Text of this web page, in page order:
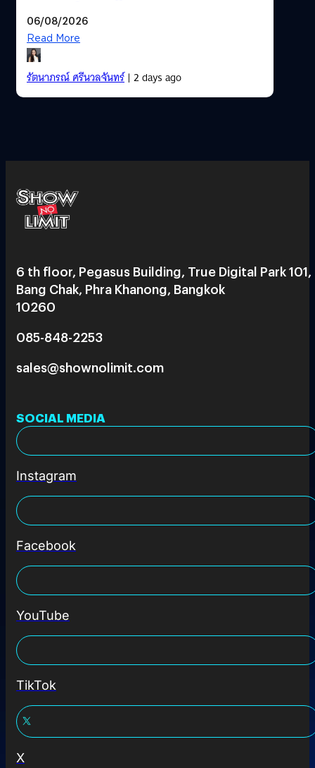
06/08/2026
Read More
รัตนาภรณ์ ศรีนวลจันทร์| 2 days ago
6 th floor, Pegasus Building, True Digital Park 101,
Bang Chak, Phra Khanong, Bangkok
10260
085-848-2253
sales@shownolimit.com
SOCIAL MEDIA
Instagram
Facebook
YouTube
TikTok
X